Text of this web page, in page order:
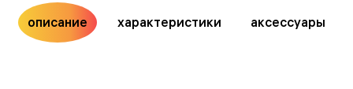
описание характеристики аксессуары